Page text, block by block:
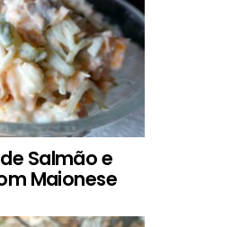
Salmão e
Maionese